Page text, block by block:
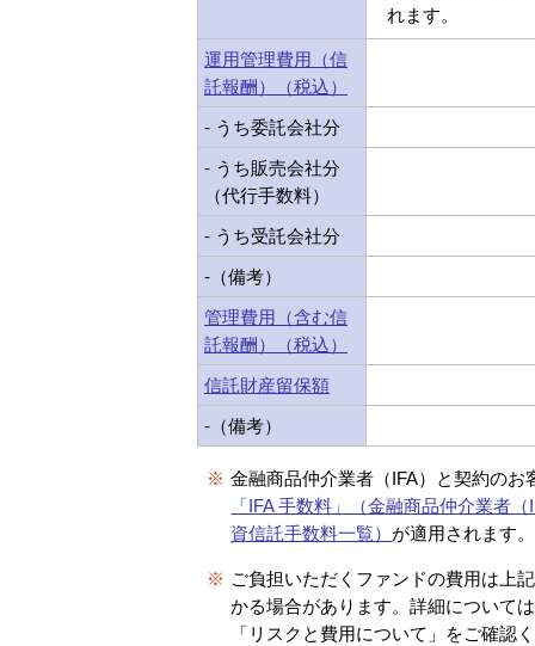
れます。
運用管理費用（信
託報酬）（税込）
- うち委託会社分
- うち販売会社分
（代行手数料）
- うち受託会社分
-（備考）
管理費用（含む信
託報酬）（税込）
信託財産留保額
-（備考）
※ 金融商品仲介業者（IFA）と契約のお
「IFA 手数料」（金融商品仲介業者
資信託手数料一覧） が適用されます。
※ ご負担いただくファンドの費用は上
かる場合があります。詳細について
「リスクと費用について」をご確認